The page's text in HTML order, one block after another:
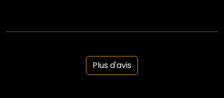
Plus d'avis